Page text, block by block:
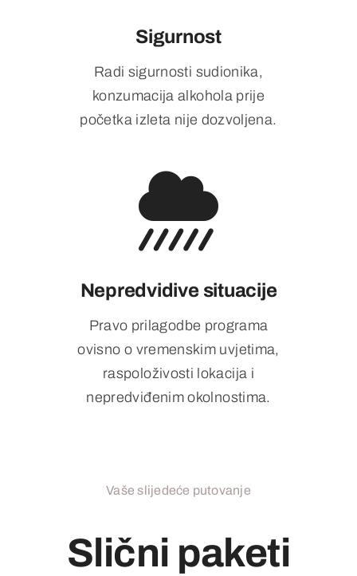
Sigurnost
Radi sigurnosti sudionika,
konzumacija alkohola prije
početka izleta nije dozvoljena.
Nepredvidive situacije
Pravo prilagodbe programa
ovisno o vremenskim uvjetima,
raspoloživosti lokacija i
nepredviđenim okolnostima.
Vaše slijedeće putovanje
Slični paketi